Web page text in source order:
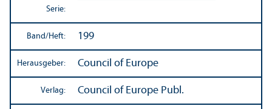
Serie:
Band/Heft: 199
Herausgeber: Council of Europe
Verlag: Council of Europe Publ.